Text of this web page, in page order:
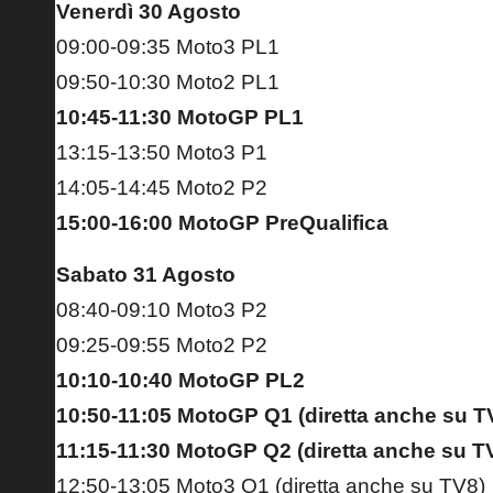
Venerdì 30 Agosto
09:00-09:35 Moto3 PL1
09:50-10:30 Moto2 PL1
10:45-11:30 MotoGP PL1
13:15-13:50 Moto3 P1
14:05-14:45 Moto2 P2
15:00-16:00 MotoGP PreQualifica
Sabato 31 Agosto
08:40-09:10 Moto3 P2
09:25-09:55 Moto2 P2
10:10-10:40 MotoGP PL2
10:50-11:05 MotoGP Q1 (diretta anche su
11:15-11:30 MotoGP Q2 (diretta anche su
12:50-13:05 Moto3 Q1 (diretta anche su TV8)